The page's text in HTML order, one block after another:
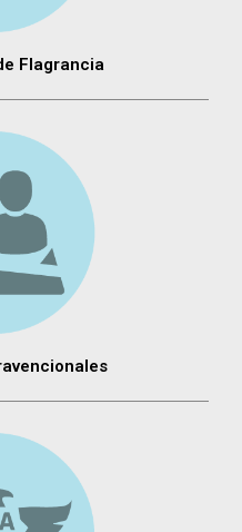
Flagrancia